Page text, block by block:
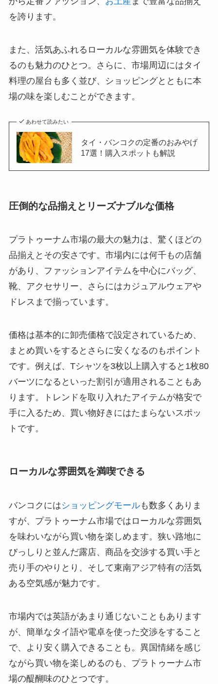
を誇ります。
また、活気あふれるローカルな雰囲気を体験でき
るのも魅力のひとつ。さらに、市場周辺にはタイ
料理の屋台も多く並び、ショッピングとともに本
場の味を楽しむことができます。
あわせて読みたい
タイ・バンコクの定番のおみやげ
17選！購入スポットも解説
圧倒的な品揃えとリーズナブルな価格
プラトゥーナム市場の最大の魅力は、驚くほどの
品揃えとその安さです。市場内には何千もの店舗
があり、ファッションアイテムを中心にバッグ、
靴、アクセサリー、さらにはカジュアルウェアや
ドレスまで揃っています。
価格は基本的に卸売価格で設定されているため、
まとめ買いをするとさらに安くなるのもポイント
です。例えば、Tシャツを3枚以上購入すると1枚80
バーツになるといった割引が適用されることもあ
ります。トレンドを取り入れたアイテムが格安で
手に入るため、買い物好きにはたまらないスポッ
トです。
ローカルな雰囲気を満喫できる
バンコクにはショッピングモールも数多くありま
すが、プラトゥーナム市場ではローカルな雰囲気
を味わいながら買い物を楽しめます。狭い路地に
びっしりと並んだ露店、商品を交渉する買い手と
売り手のやりとり、そして東南アジア特有の活気
ある空気感が魅力です。
市場内では英語があまり通じないこともあります
が、簡単なタイ語や電卓を使った交渉をすること
で、より安く購入できることも。異国情緒を感じ
ながら買い物を楽しめるのも、プラトゥーナム市
場の醍醐味のひとつです。